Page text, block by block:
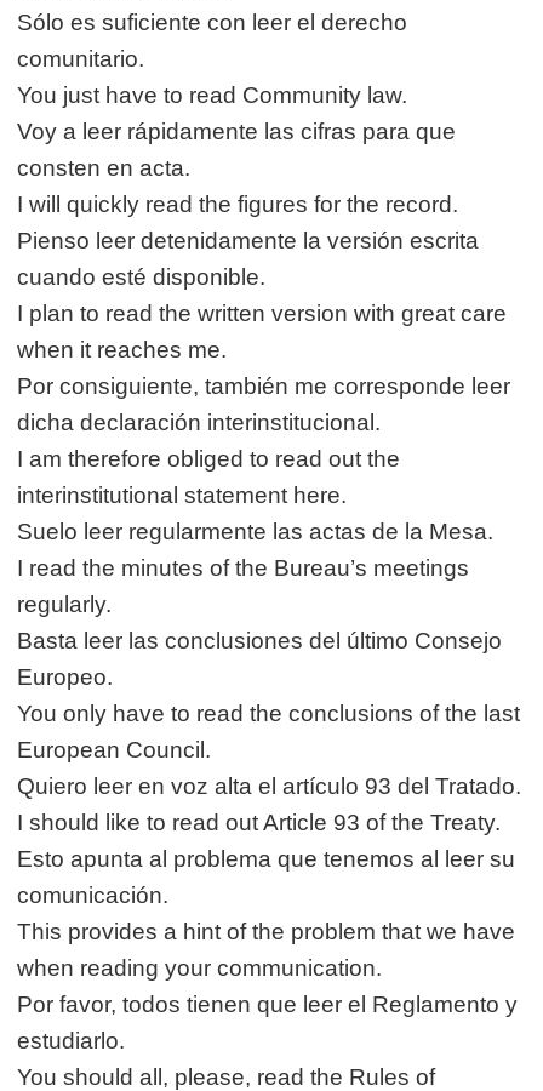
Sólo es suficiente con leer el derecho
comunitario.
You just have to read Community law.
Voy a leer rápidamente las cifras para que
consten en acta.
I will quickly read the figures for the record.
Pienso leer detenidamente la versión escrita
cuando esté disponible.
I plan to read the written version with great care
when it reaches me.
Por consiguiente, también me corresponde leer
dicha declaración interinstitucional.
I am therefore obliged to read out the
interinstitutional statement here.
Suelo leer regularmente las actas de la Mesa.
I read the minutes of the Bureau’s meetings
regularly.
Basta leer las conclusiones del último Consejo
Europeo.
You only have to read the conclusions of the last
European Council.
Quiero leer en voz alta el artículo 93 del Tratado.
I should like to read out Article 93 of the Treaty.
Esto apunta al problema que tenemos al leer su
comunicación.
This provides a hint of the problem that we have
when reading your communication.
Por favor, todos tienen que leer el Reglamento y
estudiarlo.
You should all, please, read the Rules of